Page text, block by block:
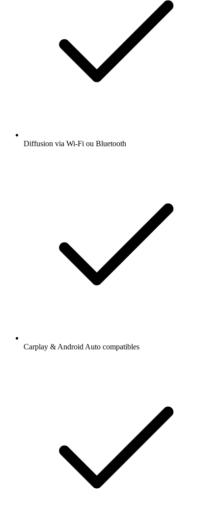
Diffusion via Wi-Fi ou Bluetooth
Carplay & Android Auto compatibles